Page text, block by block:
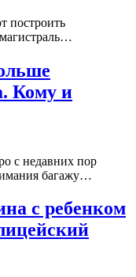
построить
Кому и
с недавних пор
багажу…
с ребенком